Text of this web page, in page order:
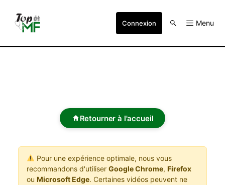
Connexion Menu
Retourner à l'accueil
Pour une expérience optimale, nous vous
recommandons d'utiliser Google Chrome, Firefox
ou Microsoft Edge. Certaines vidéos peuvent ne